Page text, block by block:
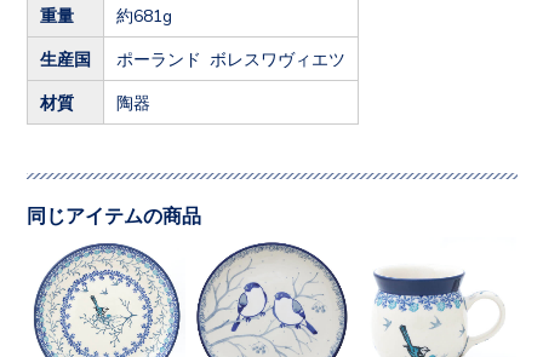
重量 約681g
生産国 ポーランド ボレスワヴィエツ
材質 陶器
同じアイテムの商品